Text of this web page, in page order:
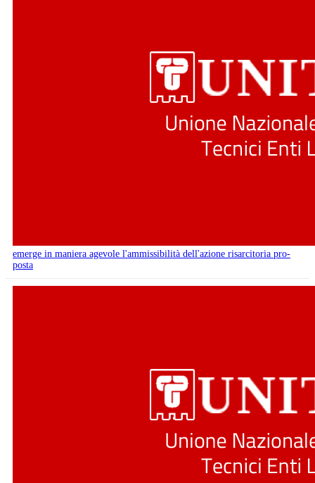
emerge in maniera agevole l'ammissibilità dell'azione risarcitoria pro-
posta